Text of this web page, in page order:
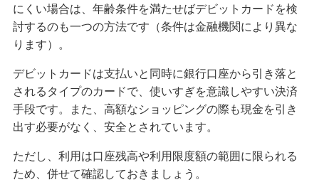
クレジットカードの暗証番号を変更する方法！手
数料の有無や注意点も解説
無職でもクレジットカードは作れる？可能なケー
スや審査に通るためのポイントを解説
クレジットカードのブラックカードとは？持つ条
件や入手方法を解説
にくい場合は、年齢条件を満たせばデビットカードを検
討するのも一つの方法です（条件は金融機関により異な
ります）。
デビットカードは支払いと同時に銀行口座から引き落と
されるタイプのカードで、使いすぎを意識しやすい決済
手段です。また、高額なショッピングの際も現金を引き
出す必要がなく、安全とされています。
ただし、利用は口座残高や利用限度額の範囲に限られる
ため、併せて確認しておきましょう。